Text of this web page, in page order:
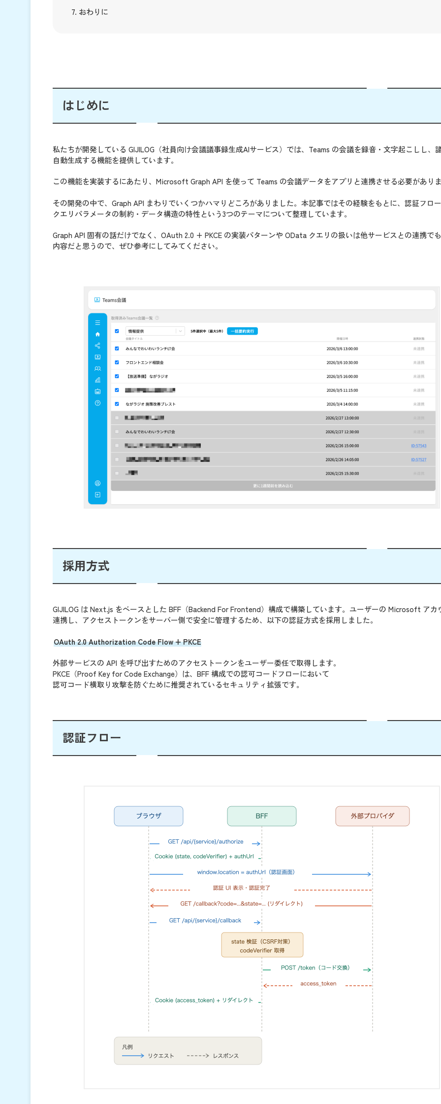
7. おわりに
はじめに
私たちが開発している GIJILOG（社員向け会議議事録生成AIサービス）では、Teams の会議を録音・文字起こしし、
自動生成する機能を提供しています。
この機能を実装するにあたり、Microsoft Graph API を使って Teams の会議データをアプリと連携させる必要がありま
その開発の中で、Graph API まわりでいくつかハマりどころがありました。本記事ではその経験をもとに、認証フロ
クエリパラメータの制約・データ構造の特性という3つのテーマについて整理しています。
Graph API 固有の話だけでなく、OAuth 2.0 + PKCE の実装パターンや OData クエリの扱いは他サービスとの連携で
内容だと思うので、ぜひ参考にしてみてください。
採用方式
GIJILOG は Next.js をベースとした BFF（Backend For Frontend）構成で構築しています。ユーザーの Microsoft アカ
連携し、アクセストークンをサーバー側で安全に管理するため、以下の認証方式を採用しました。
OAuth 2.0 Authorization Code Flow + PKCE
外部サービスの API を呼び出すためのアクセストークンをユーザー委任で取得します。
PKCE（Proof Key for Code Exchange）は、BFF 構成での認可コードフローにおいて
認可コード横取り攻撃を防ぐために推奨されているセキュリティ拡張です。
認証フロー